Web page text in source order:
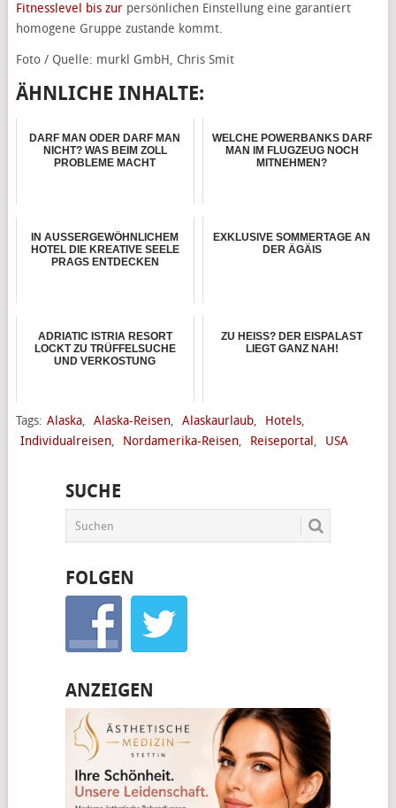
Fitnesslevel bis zurpersönlichen Einstellung eine garantiert
homogene Gruppe zustande kommt.
Foto / Quelle: murkl GmbH, Chris Smit
ÄHNLICHE INHALTE:
DARF MAN ODER DARF MAN
NICHT? WAS BEIM ZOLL
PROBLEME MACHT
WELCHE POWERBANKS DARF
MAN IM FLUGZEUG NOCH
MITNEHMEN?
IN AUSSERGEWÖHNLICHEM
HOTEL DIE KREATIVE SEELE
PRAGS ENTDECKEN
EXKLUSIVE SOMMERTAGE AN
DER ÄGÄIS
ADRIATIC ISTRIA RESORT
LOCKT ZU TRÜFFELSUCHE
UND VERKOSTUNG
ZU HEISS? DER EISPALAST L
IEGT GANZ NAH!
Tags: Alaska, Alaska-Reisen, Alaskaurlaub, Hotels,
Individualreisen, Nordamerika-Reisen, Reiseportal, USA
SUCHE
FOLGEN
ANZEIGEN